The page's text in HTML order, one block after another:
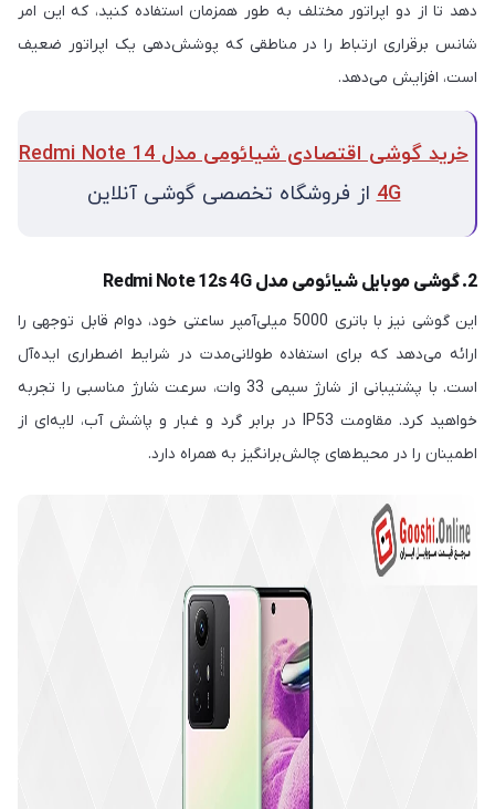
دهد تا از دو اپراتور مختلف به طور همزمان استفاده کنید، که این امر
شانس برقراری ارتباط را در مناطقی که پوشش‌دهی یک اپراتور ضعیف
است، افزایش می‌دهد.
خرید گوشی اقتصادی شیائومی مدل Redmi Note 14
4G از فروشگاه تخصصی گوشی آنلاین
2. گوشی موبایل شیائومی مدل Redmi Note 12s 4G
این گوشی نیز با باتری 5000 میلی‌آمپر ساعتی خود، دوام قابل توجهی را
ارائه می‌دهد که برای استفاده طولانی‌مدت در شرایط اضطراری ایده‌آل
است. با پشتیبانی از شارژ سیمی 33 وات، سرعت شارژ مناسبی را تجربه
خواهید کرد. مقاومت IP53 در برابر گرد و غبار و پاشش آب، لایه‌ای از
اطمینان را در محیط‌های چالش‌برانگیز به همراه دارد.